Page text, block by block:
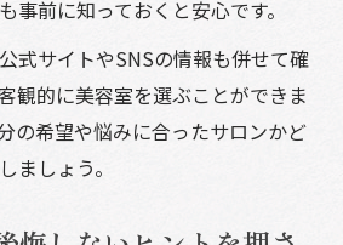
事前に知っておくと安心です。
式サイトやSNSの情報も併せて確
観的に美容室を選ぶことができま
の希望や悩みに合ったサロンかど
ましょう。